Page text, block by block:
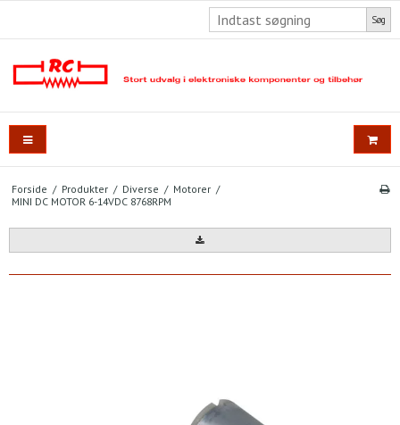
Søg
Forside / Produkter / Diverse / Motorer /
MINI DC MOTOR 6-14VDC 8768RPM